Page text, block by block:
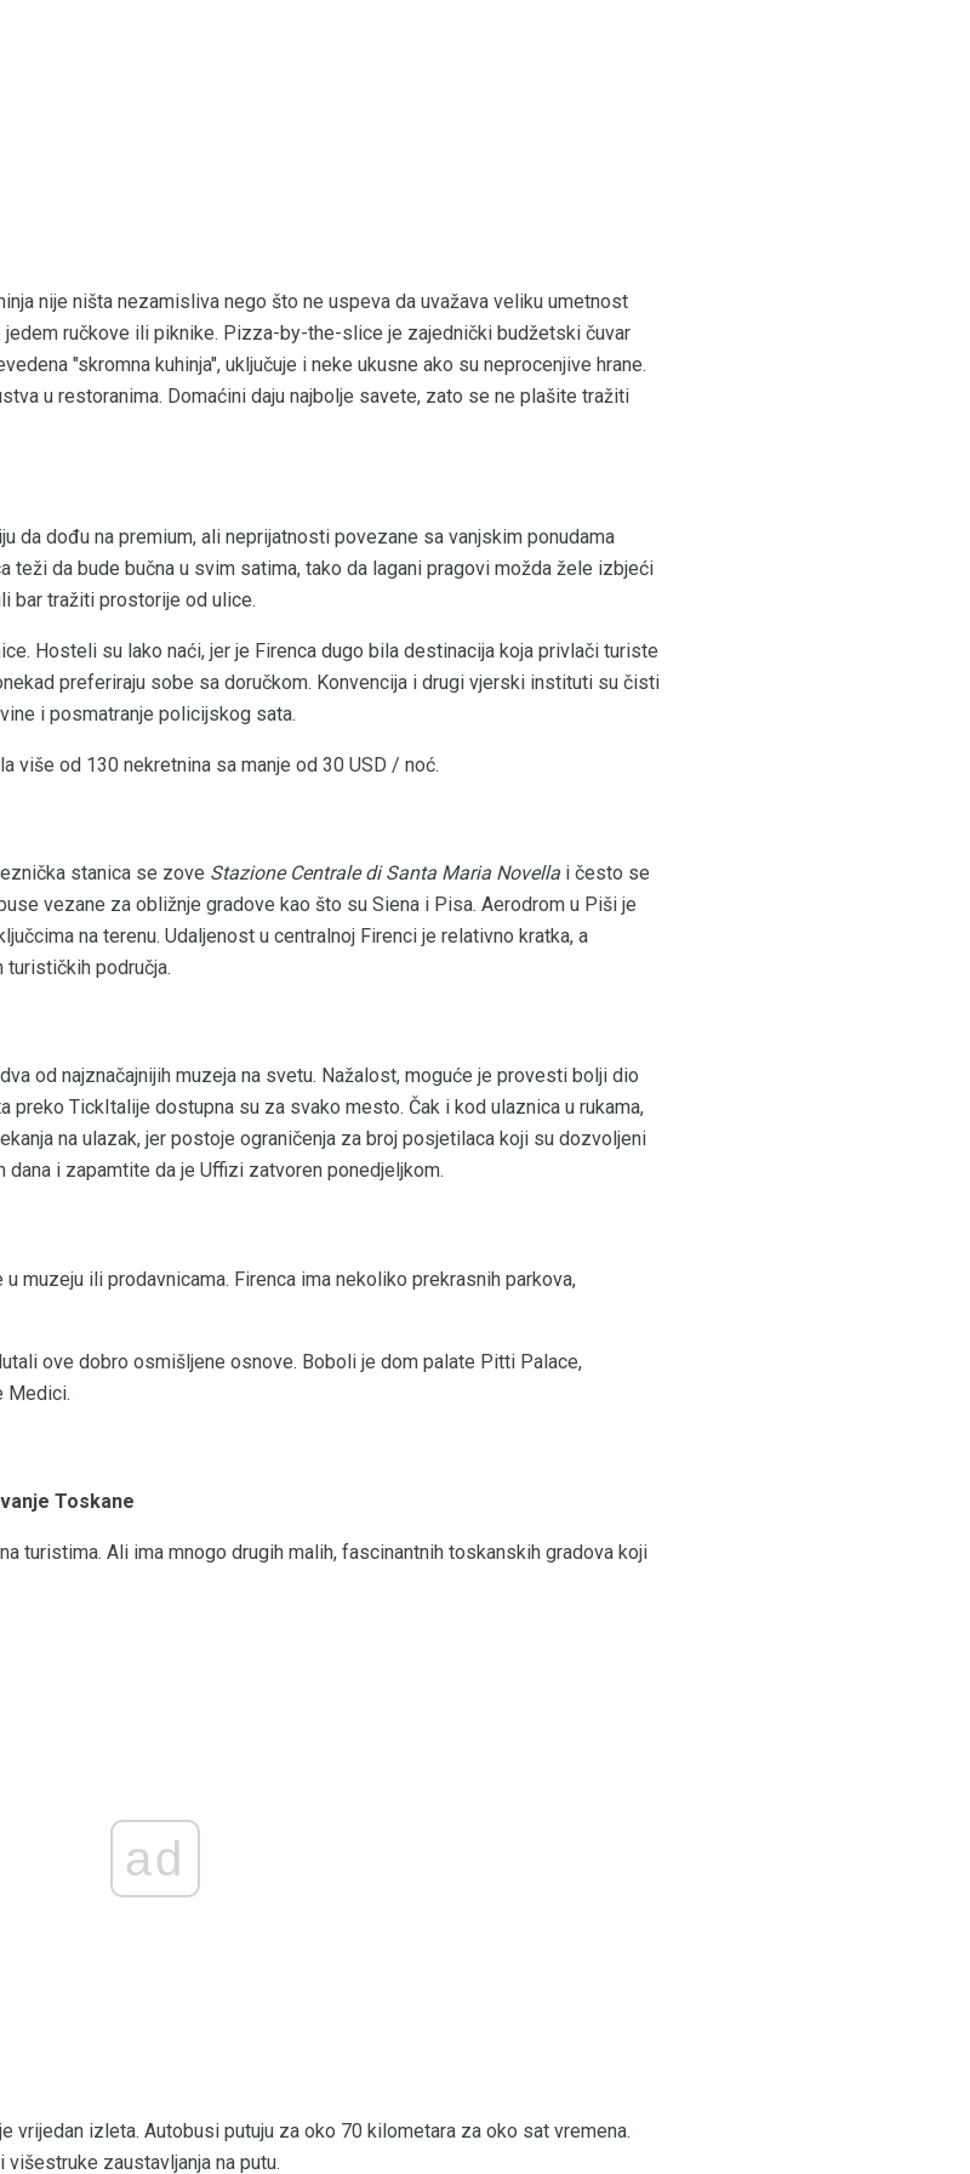
nije ništa nezamisliva nego što ne uspeva da uvažava veliku umetnost
jedem ručkove ili piknike. Pizza-by-the-slice je zajednički budžetski čuvar
"skromna kuhinja", uključuje i neke ukusne ako su neprocenjive hrane.
u restoranima. Domaćini daju najbolje savete, zato se ne plašite tražiti
da dođu na premium, ali neprijatnosti povezane sa vanjskim ponudama
teži da bude bučna u svim satima, tako da lagani pragovi možda žele izbjeći
bar tražiti prostorije od ulice.
Hosteli su lako naći, jer je Firenca dugo bila destinacija koja privlači turiste
preferiraju sobe sa doručkom. Konvencija i drugi vjerski instituti su čisti
i posmatranje policijskog sata.
više od 130 nekretnina sa manje od 30 USD / noć.
stanica se zove Stazione Centrale di Santa Maria Novella i često se
vezane za obližnje gradove kao što su Siena i Pisa. Aerodrom u Piši je
na terenu. Udaljenost u centralnoj Firenci je relativno kratka, a
turističkih područja.
od najznačajnijih muzeja na svetu. Nažalost, moguće je provesti bolji dio
preko TickItalije dostupna su za svako mesto. Čak i kod ulaznica u rukama,
na ulazak, jer postoje ograničenja za broj posjetilaca koji su dozvoljeni
i zapamtite da je Uffizi zatvoren ponedjeljkom.
muzeju ili prodavnicama. Firenca ima nekoliko prekrasnih parkova,
ove dobro osmišljene osnove. Boboli je dom palate Pitti Palace,
Medici.
Toskane
turistima. Ali ima mnogo drugih malih, fascinantnih toskanskih gradova koji
ad
vrijedan izleta. Autobusi putuju za oko 70 kilometara za oko sat vremena.
zaustavljanja na putu.